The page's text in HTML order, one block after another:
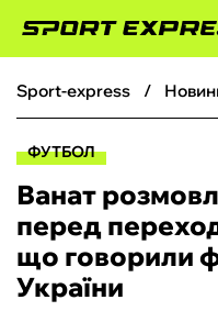
ФУТБОЛ
БОКС
ХОКЕЙ
sport-express
ФУТБОЛ
Ванат
перед
що говорили
України